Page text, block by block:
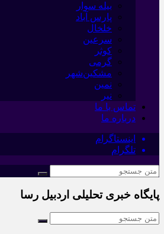
بیله سوار
پارس آباد
خلخال
سرعین
کوثر
گرمی
مشکین‌شهر
نمین
نیر
تماس با ما
درباره ما
اینستاگرام
تلگرام
پایگاه خبری تحلیلی اردبیل رسا